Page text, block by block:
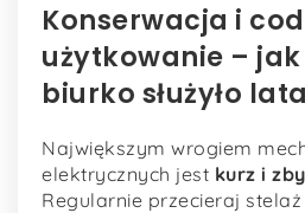
Konserwacja i
użytkowanie –
biurko służyło
Największym wrogiem
elektrycznych jest kurz i
Regularnie przecieraj